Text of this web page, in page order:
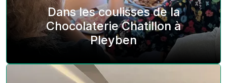
Dans les coulisses de la
Chocolaterie Chatillon à
Pleyben